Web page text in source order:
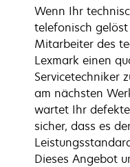
Wenn Ihr
telefonisch
Mitarbeiter des
Lexmark einen
Servicetechniker
am nächsten
wartet Ihr
sicher, dass es
Dieses Angebot